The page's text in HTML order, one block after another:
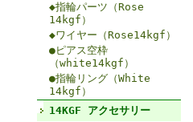
◆指輪パーツ（Rose
14kgf）
◆ワイヤー（Rose14kgf）
●ピアス空枠
（white14kgf）
●指輪リング（White
14kgf）
14KGF アクセサリー